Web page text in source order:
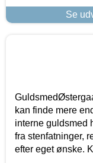
Se
kan finde mere
interne guldsmed
fra stenfatninger,
efter eget ønske.